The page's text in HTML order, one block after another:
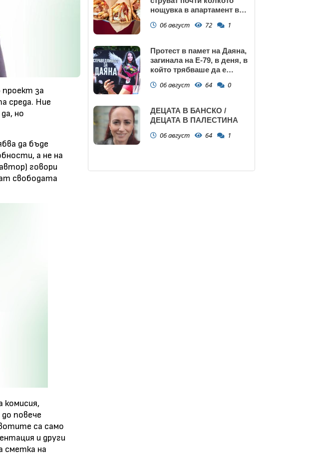
за
среда. Ние
но
да бъде
а не на
говори
свободата
комисия,
повече
са само
и други
сметка на
нощувка в апартамент в
06 август 72 1
Протест в памет на Даяна,
загинала на Е-79, в деня, в
който трябваше да е
06 август 64 0
ДЕЦАТА В БАНСКО /
ДЕЦАТА В ПАЛЕСТИНА
06 август 64 1